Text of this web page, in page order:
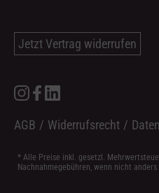
Jetzt Vertrag widerrufen
AGB / Widerrufsrecht /
* Alle Preise inkl. gesetzl.
Nachnahmegebühren, wenn nicht anders